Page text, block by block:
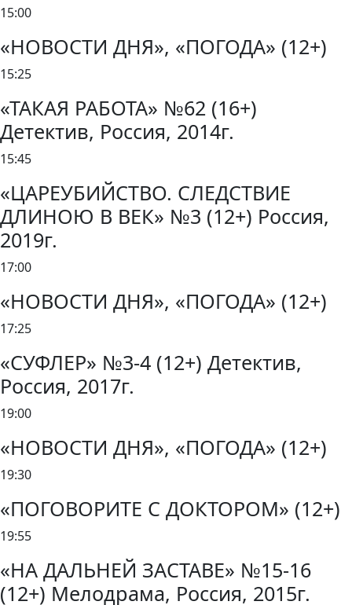
15:00
«НОВОСТИ ДНЯ», «ПОГОДА» (12+)
15:25
«ТАКАЯ РАБОТА» №62 (16+)
Детектив, Россия, 2014г.
15:45
«ЦАРЕУБИЙСТВО. СЛЕДСТВИЕ
ДЛИНОЮ В ВЕК» №3 (12+) Россия,
2019г.
17:00
«НОВОСТИ ДНЯ», «ПОГОДА» (12+)
17:25
«СУФЛЕР» №3-4 (12+) Детектив,
Россия, 2017г.
19:00
«НОВОСТИ ДНЯ», «ПОГОДА» (12+)
19:30
«ПОГОВОРИТЕ С ДОКТОРОМ» (12+)
19:55
«НА ДАЛЬНЕЙ ЗАСТАВЕ» №15-16
(12+) Мелодрама, Россия, 2015г.